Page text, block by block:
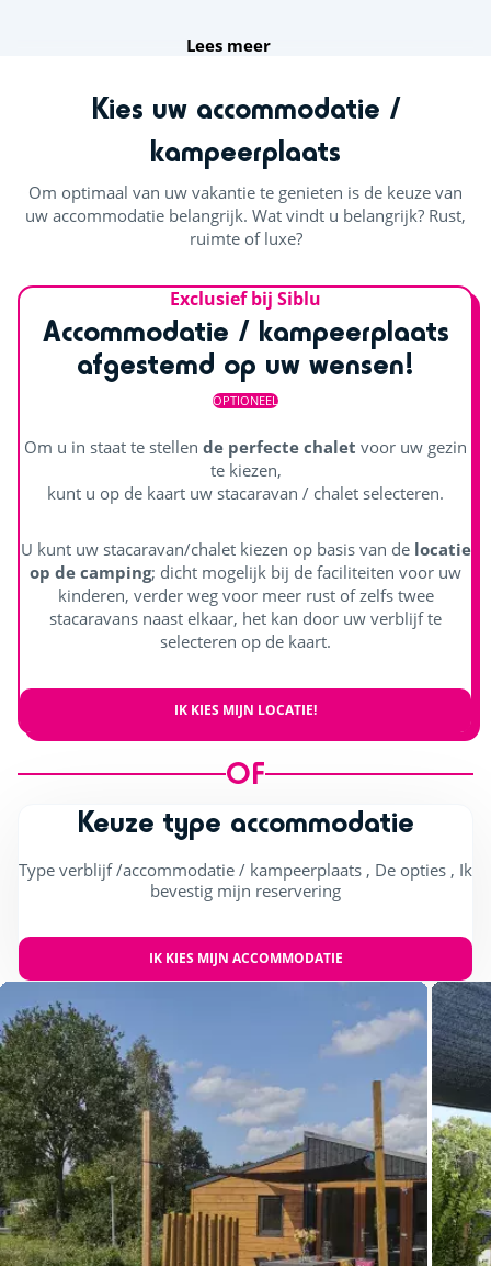
Lees meer
Kies uw accommodatie /
kampeerplaats
Om optimaal van uw vakantie te genieten is de keuze van
uw accommodatie belangrijk. Wat vindt u belangrijk? Rust,
ruimte of luxe?
Exclusief bij Siblu
Accommodatie / kampeerplaats
afgestemd op uw wensen!
OPTIONEEL
Om u in staat te stellen de perfecte chalet voor uw gezin
te kiezen,
kunt u op de kaart uw stacaravan / chalet selecteren.
U kunt uw stacaravan/chalet kiezen op basis van delocatie
op de camping; dicht mogelijk bij de faciliteiten voor uw
kinderen, verder weg voor meer rust of zelfs twee
stacaravans naast elkaar, het kan door uw verblijf te
selecteren op de kaart.
IK KIES MIJN LOCATIE!
OF
Keuze type accommodatie
Type verblijf /accommodatie / kampeerplaats , De opties , Ik
bevestig mijn reservering
IK KIES MIJN ACCOMMODATIE